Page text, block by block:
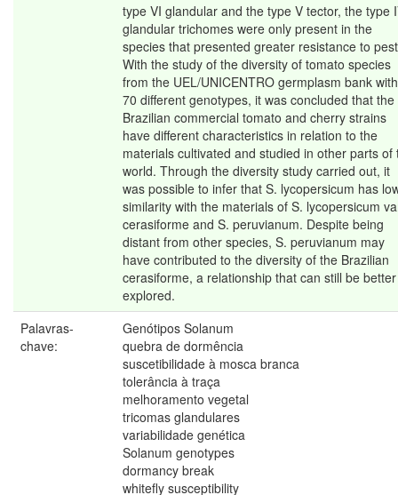
type VI glandular and the type V tector, the type
glandular trichomes were only present in the
species that presented greater resistance to
With the study of the diversity of tomato species
from the UEL/UNICENTRO germplasm bank with
70 different genotypes, it was concluded that the
Brazilian commercial tomato and cherry strains
have different characteristics in relation to the
materials cultivated and studied in other parts of
world. Through the diversity study carried out, it
was possible to infer that S. lycopersicum has
similarity with the materials of S. lycopersicum
cerasiforme and S. peruvianum. Despite being
distant from other species, S. peruvianum may
have contributed to the diversity of the Brazilian
cerasiforme, a relationship that can still be better
explored.
Palavras-
chave:
Genótipos Solanum
quebra de dormência
suscetibilidade à mosca branca
tolerância à traça
melhoramento vegetal
tricomas glandulares
variabilidade genética
Solanum genotypes
dormancy break
whitefly susceptibility